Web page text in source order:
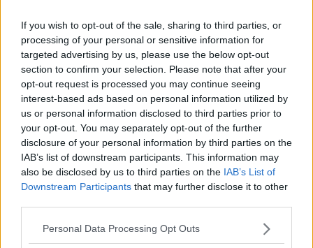
If you wish to opt-out of the sale, sharing to third parties, or
processing of your personal or sensitive information for
targeted advertising by us, please use the below opt-out
section to confirm your selection. Please note that after your
opt-out request is processed you may continue seeing
interest-based ads based on personal information utilized by
us or personal information disclosed to third parties prior to
your opt-out. You may separately opt-out of the further
disclosure of your personal information by third parties on the
IAB’s list of downstream participants. This information may
also be disclosed by us to third parties on the IAB’s List of
Downstream Participants that may further disclose it to other
Personal Data Processing Opt Outs
Turismo, Ferragosto da tutto esaurito
Toscani nel mondo, 214.121 vivono all'estero
Alberi monumentali, in Toscana 165 giganti verdi
Termosifoni, le date di accensione Comune per
Comune
Temporale investe la Toscana, traghetti fermi
all'Elba
Fusioni, si vota in dieci Comuni
Quasi due milioni di toscani chiamati alle urne